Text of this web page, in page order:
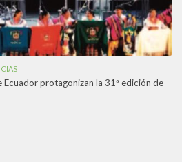
Ecuador protagonizan la 31ª edición de